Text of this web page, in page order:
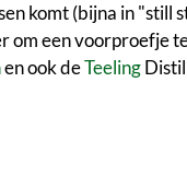
komt (bijna in "still
een voorproefje
en ook deTeeling